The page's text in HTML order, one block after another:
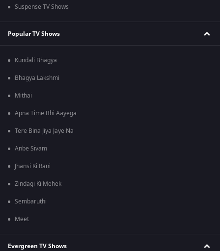
Suspense TV Shows
Popular TV Shows
Kundali Bhagya
Bhagya Lakshmi
Mithai
Apna Time Bhi Aayega
Tere Bina Jiya Jaye Na
Anbe Sivam
Jhansi Ki Rani
Zindagi Ki Mehek
Sembaruthi
Meet
Evergreen TV Shows